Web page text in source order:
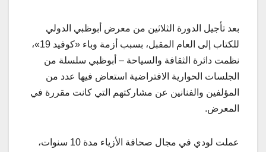
بعد تأجيل الدورة الثلاثين من معرض أبوظبي الدولي
للكتاب إلى العام المقبل، بسبب أزمة وباء «كوفيد 19»،
نظمت دائرة الثقافة والسياحة – أبوظبي سلسلة من
الجلسات الحوارية الافتراضية استعاض فيها عدد من
المؤلفين والفنانين عن مشاركتهم التي كانت مقررة في
المعرض.
عملت لودي في مجال صحافة الأزياء مدة 10 سنوات،